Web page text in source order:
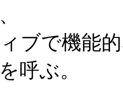
ブで機能
呼ぶ。